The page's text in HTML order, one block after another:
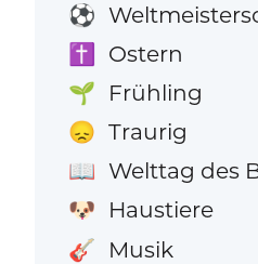
⚽
✝️ Ostern
🌱 Frühling
😞 Traurig
📖 Welttag des
🐶 Haustiere
🎸 Musik